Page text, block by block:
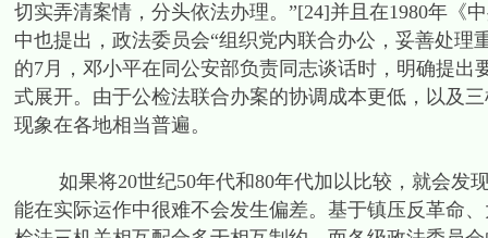
切实弄清案情，分头依法办理。”[24]并且在1980年《
中也提出，政法委员会“组织党内联合办公，妥善处理
的7月，邓小平在同公安部负责同志谈话时，明确提
式展开。由于公检法联合办案的协调成本更低，以及
现象在各地相当普遍。
如果将20世纪50年代和80年代加以比较，就会发现
能在实际运作中很难不会发生偏差。基于镇压反革命